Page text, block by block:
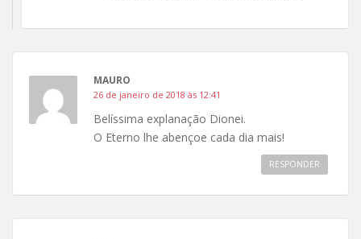
MAURO
26 de janeiro de 2018 às 12:41
Belíssima explanação Dionei.
O Eterno lhe abençoe cada dia mais!
RESPONDER